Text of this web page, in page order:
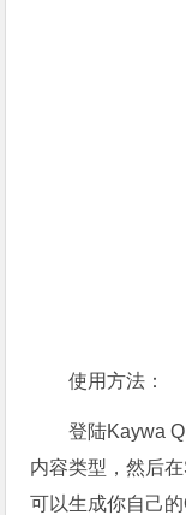
使用方法：
登陆Kaywa
内容类型，然后
可以生成你自己